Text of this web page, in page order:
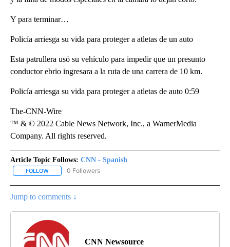
Y para terminar…
Policía arriesga su vida para proteger a atletas de un auto
Esta patrullera usó su vehículo para impedir que un presunto
conductor ebrio ingresara a la ruta de una carrera de 10 km.
Policía arriesga su vida para proteger a atletas de auto 0:59
The-CNN-Wire
™ & © 2022 Cable News Network, Inc., a WarnerMedia
Company. All rights reserved.
Article Topic Follows: CNN - Spanish
FOLLOW FOLLOW "CNN - SPANISH" TO RECEIVE NOTIFICATIONS ABOUT
0 Followers
Jump to comments ↓
CNN Newsource